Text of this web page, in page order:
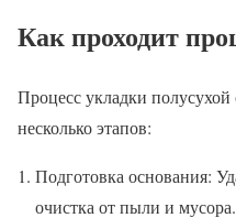
Как проходит
Процесс укладки
несколько этапов:
Подготовка основания:
очистка от пыли и мусора.